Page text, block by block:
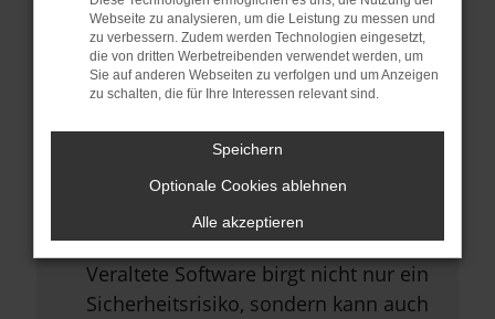
privaten Fenster?
Starte dein Gerät neu.
Das kann manchmal helfen,
Stelle sicher, dass dein Browser
und dein Betriebssystem auf dem
neuesten Stand sind.
Veraltete Software birgt nicht nur ein
Sicherheitsrisiko, sondern kann auch
Webseite zu analysieren, um die Leistung zu messen und
zu verbessern. Zudem werden Technologien eingesetzt,
die von dritten Werbetreibenden verwendet werden, um
Sie auf anderen Webseiten zu verfolgen und um Anzeigen
zu schalten, die für Ihre Interessen relevant sind.
Speichern
Optionale Cookies ablehnen
Alle akzeptieren